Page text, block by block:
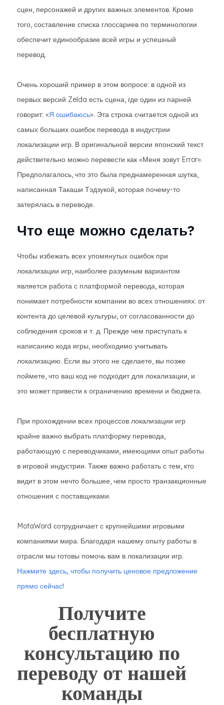
сцен, персонажей и других важных элементов. Кроме
того, составление списка глоссариев по терминологии
обеспечит единообразие всей игры и успешный
перевод.
Очень хороший пример в этом вопросе: в одной из
первых версий Zelda есть сцена, где один из парней
говорит: «Я ошибаюсь». Эта строка считается одной из
самых больших ошибок перевода в индустрии
локализации игр. В оригинальной версии японский текст
действительно можно перевести как «Меня зовут Error».
Предполагалось, что это была преднамеренная шутка,
написанная Такаши Тэдзукой, которая почему-то
затерялась в переводе.
Что еще можно сделать?
Чтобы избежать всех упомянутых ошибок при
локализации игр, наиболее разумным вариантом
является работа с платформой перевода, которая
понимает потребности компании во всех отношениях: от
контента до целевой культуры, от согласованности до
соблюдения сроков и т. д. Прежде чем приступать к
написанию кода игры, необходимо учитывать
локализацию. Если вы этого не сделаете, вы позже
поймете, что ваш код не подходит для локализации, и
это может привести к ограничению времени и бюджета.
При прохождении всех процессов локализации игр
крайне важно выбрать платформу перевода,
работающую с переводчиками, имеющими опыт работы
в игровой индустрии. Также важно работать с тем, кто
видит в этом нечто большее, чем просто транзакционные
отношения с поставщиками.
MotaWord сотрудничает с крупнейшими игровыми
компаниями мира. Благодаря нашему опыту работы в
отрасли мы готовы помочь вам в локализации игр.
Нажмите здесь, чтобы получить ценовое предложение
прямо сейчас!
Получите
бесплатную
консультацию по
переводу от нашей
команды